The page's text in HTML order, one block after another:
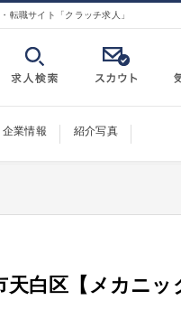
転職サイト「クラッチ求人」
企業情報 紹介写真
白区【メカニッ